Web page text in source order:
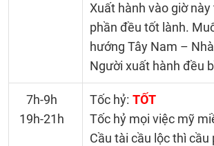
Xuất hành vào giờ
phần đều tốt lành.
hướng Tây Nam –
Người xuất hành đều
7h-9h
19h-21h
Tốc hỷ: TỐT
Tốc hỷ mọi việc mỹ
Cầu tài cầu lộc thì